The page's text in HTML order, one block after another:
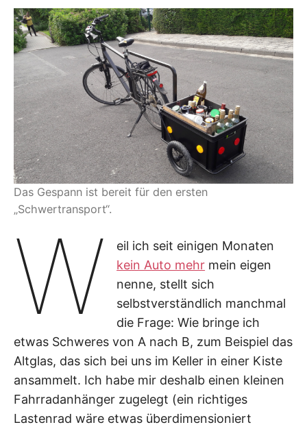
R
Das Gespann ist bereit für den ersten
„Schwertransport“.
W
eil ich seit einigen Monaten
kein Auto mehr mein eigen
nenne, stellt sich
selbstverständlich manchmal
die Frage: Wie bringe ich
etwas Schweres von A nach B, zum Beispiel das
Altglas, das sich bei uns im Keller in einer Kiste
ansammelt. Ich habe mir deshalb einen kleinen
Fahrradanhänger zugelegt (ein richtiges
Lastenrad wäre etwas überdimensioniert